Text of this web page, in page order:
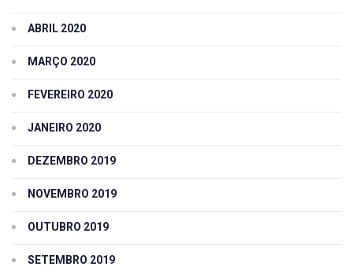
ABRIL 2020
MARÇO 2020
FEVEREIRO 2020
JANEIRO 2020
DEZEMBRO 2019
NOVEMBRO 2019
OUTUBRO 2019
SETEMBRO 2019